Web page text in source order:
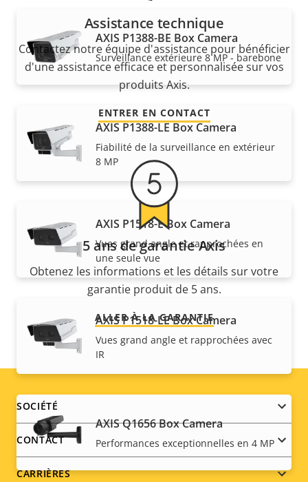
AXIS P1388-BE Box Camera
Surveillance extérieure 8 MP - barebone
AXIS P1388-LE Box Camera
Fiabilité de la surveillance en extérieur
8 MP
AXIS P1518-E Box Camera
Vues grand angle et rapprochées en
une seule vue
AXIS P1518-LE Box Camera
Vues grand angle et rapprochées avec
IR
AXIS Q1656 Box Camera
Performances exceptionnelles en 4 MP
Assistance technique
Contactez notre équipe d'assistance pour bénéficier
d'une assistance efficace et personnalisée sur vos
produits Axis.
ENTRER EN CONTACT
5 ans de garantie Axis
Obtenez les informations et les détails sur votre
garantie produit de 5 ans.
ALLER À LA GARANTIE
Footer
menu
SOCIÉTÉ
CONTACT
CARRIÈRES